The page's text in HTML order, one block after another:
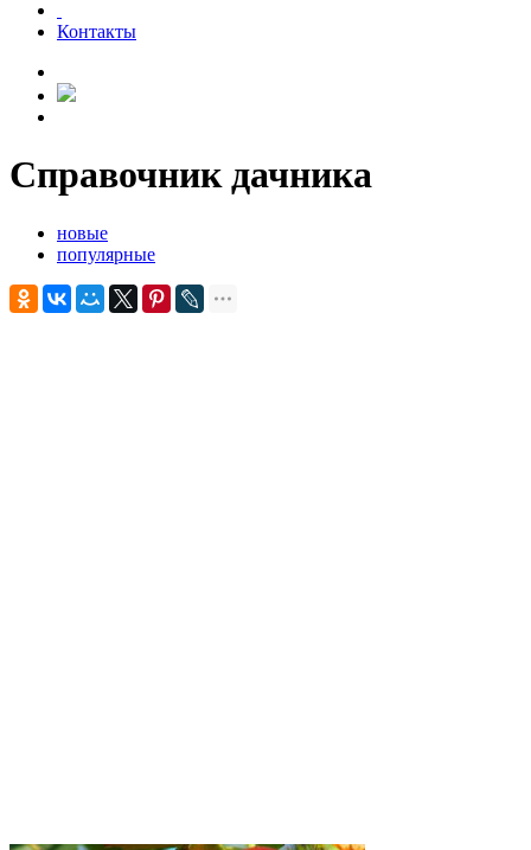
Контакты
Справочник дачника
новые
популярные